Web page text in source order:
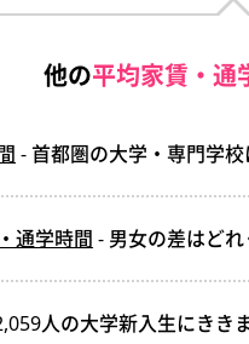
他の平均家賃・通
- 首都圏の大学・専門学
通学時間 - 男女の差はどれ
人の大学新入生にきき